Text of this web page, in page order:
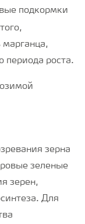
подкормки
марганца,
периода роста.
зерна
зеленые
зерен,
Для